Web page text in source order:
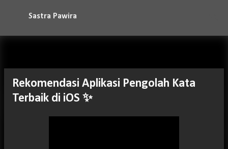
Langsung ke konten utama
Sastra Pawira
Rekomendasi Aplikasi Pengolah Kata
Terbaik di iOS ✨